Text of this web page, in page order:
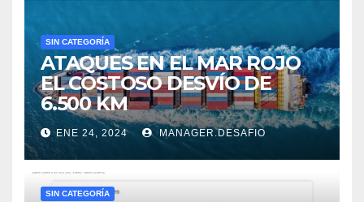
SIN CATEGORÍA
ATAQUES EN EL MAR ROJO
EL COSTOSO DESVÍO DE
6.500 KM
ENE 24, 2024 MANAGER.DESAFIO
SIN CATEGORÍA